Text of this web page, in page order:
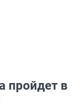
пройдет в